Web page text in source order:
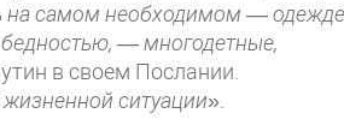
на самом необходимом —
бедностью, — многодетные,
в своем Послании.
ситуации».